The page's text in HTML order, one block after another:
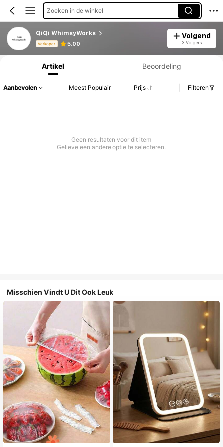
Zoeken in de winkel
QiQi WhimsyWorks
Verkoper 5.00
Volgend
3 Volgers
Productinformatie: Prijsopenbaring, Verkoop- en Voorraadgegevens.
Artikel Beoordeling
Aanbevolen Meest Populair Prijs Filteren
Geen resultaten voor dit item
Gelieve een andere optie te selecteren.
Misschien Vindt U Dit Ook Leuk